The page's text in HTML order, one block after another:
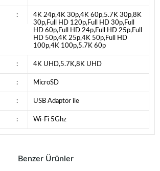
:
4K 24p,4K 30p,4K 60p,5.7K 30p,8K
30p,Full HD 120p,Full HD 30p,Full
HD 60p,Full HD 24p,Full HD 25p,Full
HD 50p,4K 25p,4K 50p,Full HD
100p,4K 100p,5.7K 60p
: 4K UHD,5.7K,8K UHD
: MicroSD
: USB Adaptör ile
: Wi-Fi 5Ghz
Benzer Ürünler